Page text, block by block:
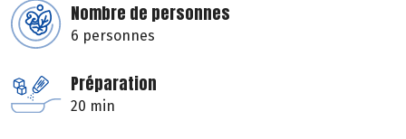
Nombre de personnes
6 personnes
Préparation
20 min